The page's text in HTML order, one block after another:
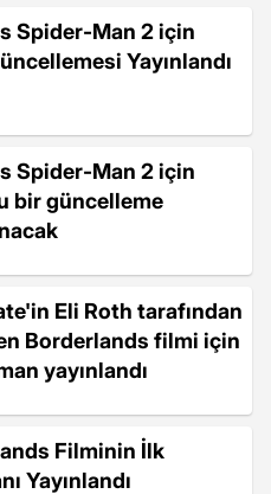
Spider-Man 2 için
Yayınlandı
Spider-Man 2 için
bir güncelleme
Eli Roth tarafından
Borderlands filmi için
yayınlandı
Filminin İlk
Yayınlandı